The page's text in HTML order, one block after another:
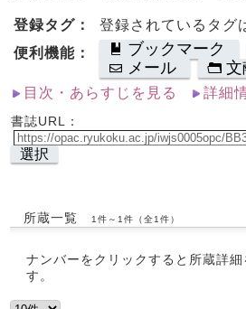
登録タグ：
登録されているタグ
便利機能：
ブックマーク
メール
文
目次・あらすじを見る 詳細
書誌URL：
選択
所蔵一覧 1件～1件（全1件）
ナンバーをクリックすると所蔵詳細
す。